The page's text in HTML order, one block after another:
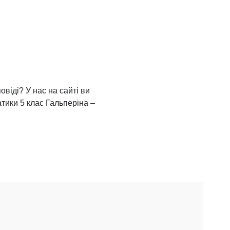
У нас на сайті ви
5 клас Гальперіна –